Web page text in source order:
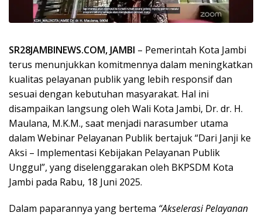
SR28JAMBINEWS.COM, JAMBI – Pemerintah Kota Jambi
terus menunjukkan komitmennya dalam meningkatkan
kualitas pelayanan publik yang lebih responsif dan
sesuai dengan kebutuhan masyarakat. Hal ini
disampaikan langsung oleh Wali Kota Jambi, Dr. dr. H.
Maulana, M.K.M., saat menjadi narasumber utama
dalam Webinar Pelayanan Publik bertajuk “Dari Janji ke
Aksi – Implementasi Kebijakan Pelayanan Publik
Unggul”, yang diselenggarakan oleh BKPSDM Kota
Jambi pada Rabu, 18 Juni 2025.
Dalam paparannya yang bertema “Akselerasi Pelayanan